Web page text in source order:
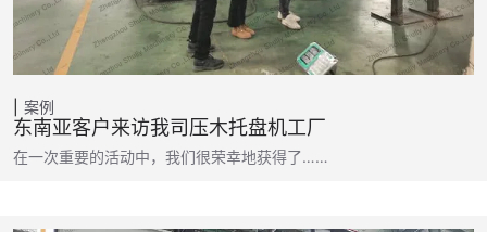
案例
东南亚客户来访我司压木托盘机工厂
在一次重要的活动中，我们很荣幸地获得了……